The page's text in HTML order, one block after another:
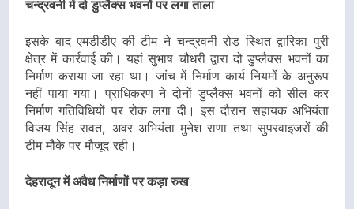
चन्द्रवनी में दो डुप्लैक्स भवनों पर लगा ताला
इसके बाद एमडीडीए की टीम ने चन्द्रवनी रोड स्थित द्वारिका पुरी
क्षेत्र में कार्रवाई की। यहां सुभाष चौधरी द्वारा दो डुप्लैक्स भवनों का
निर्माण कराया जा रहा था। जांच में निर्माण कार्य नियमों के अनुरूप
नहीं पाया गया। प्राधिकरण ने दोनों डुप्लैक्स भवनों को सील कर
निर्माण गतिविधियों पर रोक लगा दी। इस दौरान सहायक अभियंता
विजय सिंह रावत, अवर अभियंता मुनेश राणा तथा सुपरवाइजरों की
टीम मौके पर मौजूद रही।
देहरादून में अवैध निर्माणों पर कड़ा रुख